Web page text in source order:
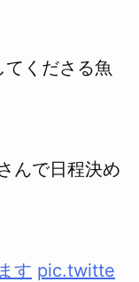
くださる魚
んで日程決め
す pic.twitte